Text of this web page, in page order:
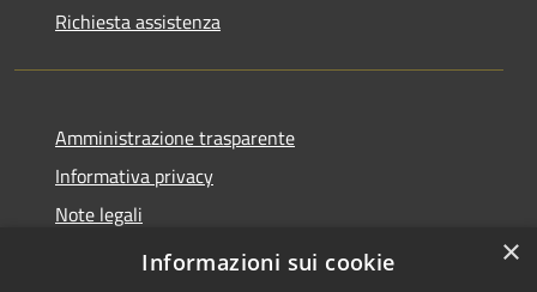
Richiesta assistenza
Amministrazione trasparente
Informativa privacy
Note legali
Dichiarazione di accessibilità
×
Informazioni sui cookie